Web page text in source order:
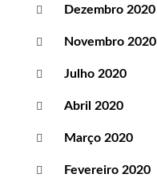
Dezembro 2020
Novembro 2020
Julho 2020
Abril 2020
Março 2020
Fevereiro 2020